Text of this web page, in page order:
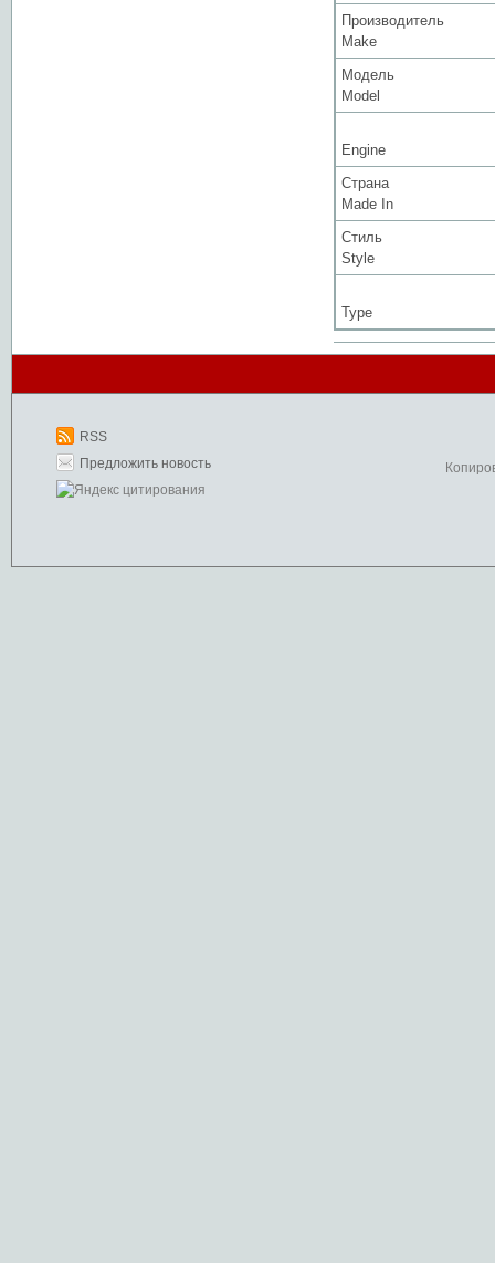
Производитель
Make
Модель
Model
Engine
Страна
Made In
Стиль
Style
Type
RSS
Предложить новость